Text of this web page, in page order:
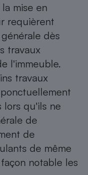
mise en
requièrent
dès
travaux
l'immeuble.
travaux
lors qu'ils ne
de
de
de même
notable les